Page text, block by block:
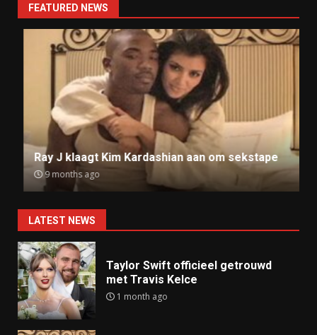
FEATURED NEWS
Ray J klaagt Kim Kardashian aan om sekstape
9 months ago
LATEST NEWS
Taylor Swift officieel getrouwd
met Travis Kelce
1 month ago